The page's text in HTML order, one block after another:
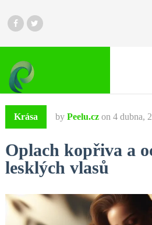
Krása by Peelu.cz on 4 dubna,
Oplach kopřiva a
lesklých vlasů